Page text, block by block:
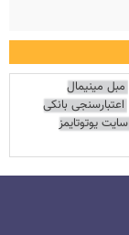
مبل مینیمال
اعتبارسنجی بانکی
سایت یوتوتایمز